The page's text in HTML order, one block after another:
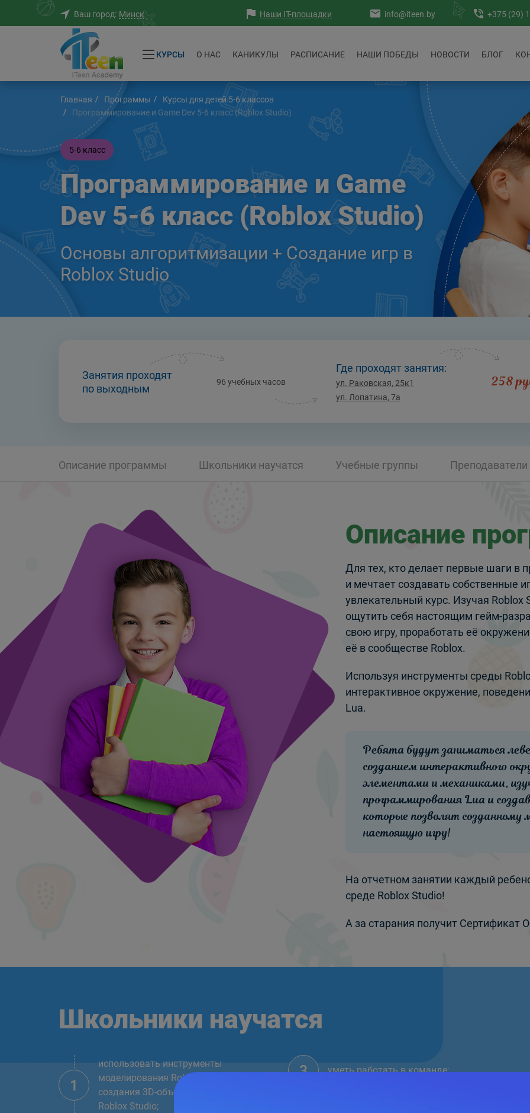
Ваш город: Минск Наши IT-площадки info@iteen.by +375 (29)
КУРСЫ O НАС КАНИКУЛЫ РАСПИСАНИЕ НАШИ ПОБЕДЫ НОВОСТИ БЛОГ
Главная Программы
Курсы для детей 5-6 классов
Программирование и Game Dev 5-6 класс (Roblox Studio)
5-6 класс
Программирование и Game
Dev 5-6 класс (Roblox Studio)
Основы алгоритмизации + Создание игр в
Roblox Studio
Занятия проходят
по выходным
96 учебных часов
Где проходят занятия:
ул. Раковская, 25к1
ул. Лопатина, 7а
258
Описание программы Школьники научатся Учебные группы Преподаватели
Описание
Для тех, кто делает первые шаги в
и мечтает создавать собственные
увлекательный курс. Изучая
ощутить себя настоящим гейм-
свою игру, проработать её
её в сообществе Roblox.
Используя инструменты среды
интерактивное окружение,
Lua.
Ребята будут заниматься
созданием интерактивного
элементами и механиками,
программирования Lua и
которые позволят
настоящую игру!
На отчетном занятии каждый
среде Roblox Studio!
А за старания получит Сертификат
Школьники научатся
1
использовать инструменты
моделирования Roblox Studio для
создания 3D-объектов и 3D-миров в
Roblox Studio;
3 уметь работать в команде;